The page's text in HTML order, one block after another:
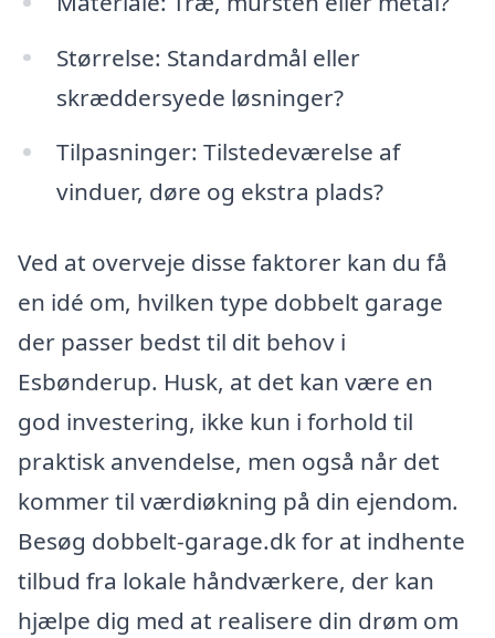
Størrelse: Standardmål eller
skræddersyede løsninger?
Tilpasninger: Tilstedeværelse af
vinduer, døre og ekstra plads?
Ved at overveje disse faktorer kan du få
en idé om, hvilken type dobbelt garage
der passer bedst til dit behov i
Esbønderup. Husk, at det kan være en
god investering, ikke kun i forhold til
praktisk anvendelse, men også når det
kommer til værdiøkning på din ejendom.
Besøg dobbelt-garage.dk for at indhente
tilbud fra lokale håndværkere, der kan
hjælpe dig med at realisere din drøm om